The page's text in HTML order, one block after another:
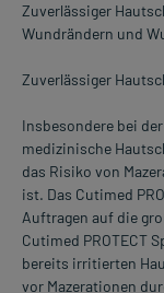
Zuverlässiger
Wundrändern und
Zuverlässiger
Insbesondere bei
medizinische
das Risiko von
ist. Das Cutimed
Auftragen auf die
Cutimed PROTECT
bereits irritierten
vor Mazerationen